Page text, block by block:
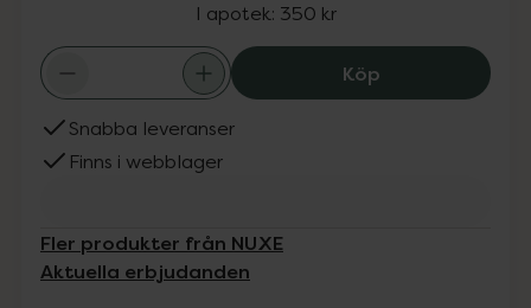
I apotek: 350 kr
KöpNuxe Sun fluid
Snabba leveranser
Finns i webblager
Fler produkter från NUXE
Aktuella erbjudanden